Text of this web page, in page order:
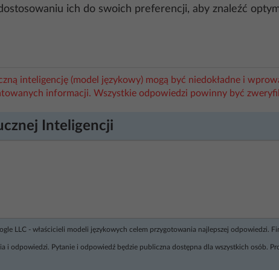
ich do swoich preferencji, aby znaleźć
inteligencję (model językowy) mogą być niedokładne i
informacji. Wszystkie odpowiedzi powinny być
Inteligencji
LLC - właścicieli modeli językowych celem przygotowania najlepszej odpowiedzi.
i odpowiedzi. Pytanie i odpowiedź będzie publiczna dostępna dla wszystkich osób.